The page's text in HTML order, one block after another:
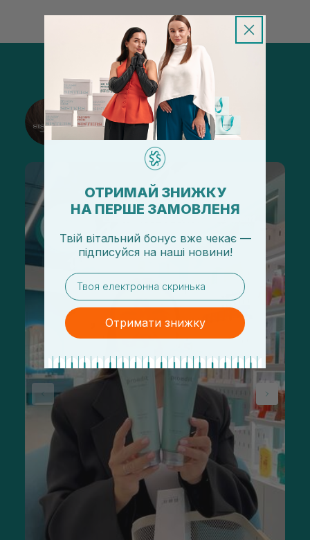
@sisters_stelmakh в Instagram
Подписаться
ОТРИМАЙ ЗНИЖКУ
НА ПЕРШЕ ЗАМОВЛЕНЯ
Твій вітальний бонус вже чекає —
підписуйся на наші новини!
email
Отримати знижку